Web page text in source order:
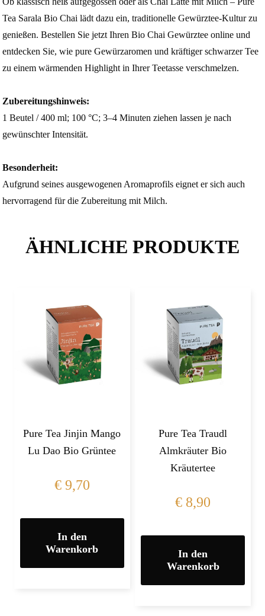
Tea Sarala Bio Chai lädt dazu ein, traditionelle Gewürztee-Kultur zu
genießen. Bestellen Sie jetzt Ihren Bio Chai Gewürztee online und
entdecken Sie, wie pure Gewürzaromen und kräftiger schwarzer Tee
zu einem wärmenden Highlight in Ihrer Teetasse verschmelzen.
Zubereitungshinweis:
1 Beutel / 400 ml; 100 °C; 3–4 Minuten ziehen lassen je nach
gewünschter Intensität.
Besonderheit:
Aufgrund seines ausgewogenen Aromaprofils eignet er sich auch
hervorragend für die Zubereitung mit Milch.
ÄHNLICHE PRODUKTE
Pure Tea Jinjin Mango
Lu Dao Bio Grüntee
€9,70
In den
Warenkorb
Pure Tea Traudl
Almkräuter Bio
Kräutertee
€ 8,90
In den
Warenkorb